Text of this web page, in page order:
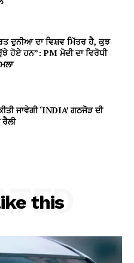
ਦੁਨੀਆ ਦਾ ਵਿਸ਼ਵ ਮਿੱਤਰ ਹੈ, ਕੁਝ
ਹੋਏ ਹਨ”: PM ਮੋਦੀ ਦਾ ਵਿਰੋਧੀ
ਜਾਵੇਗੀ ‘INDIA’ ਗਠਜੋੜ ਦੀ
ਰੈਲੀ
this